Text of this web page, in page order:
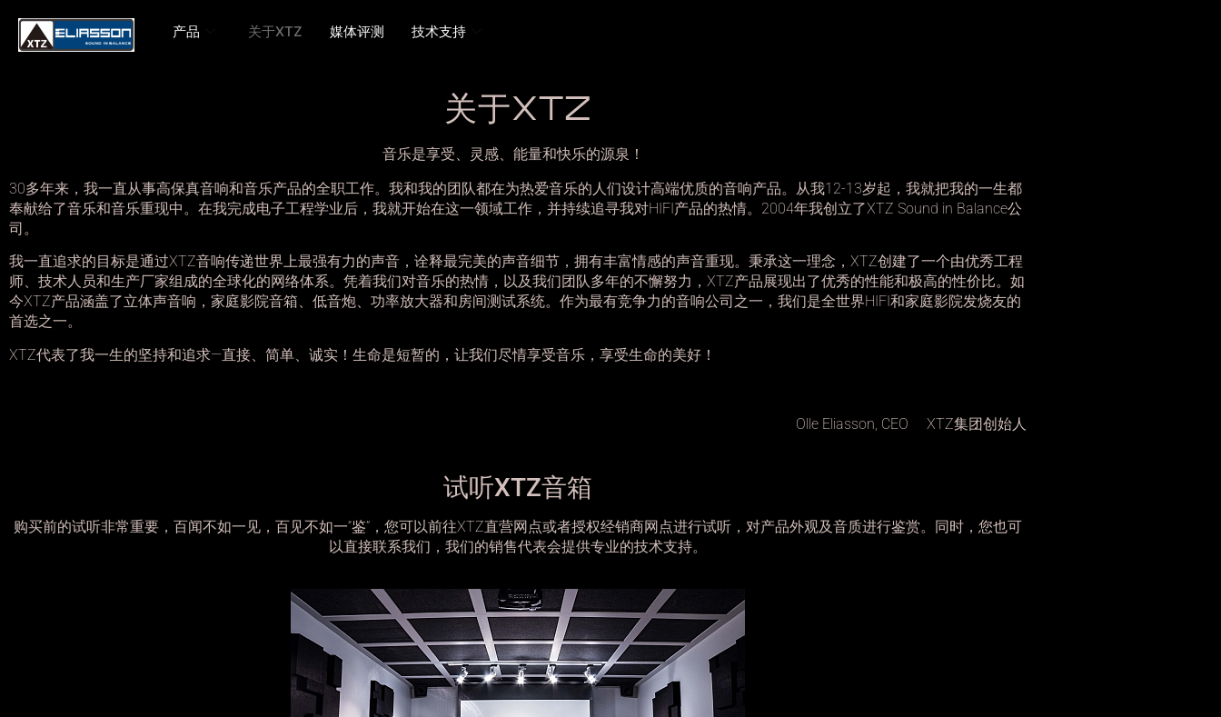
产品 关于XTZ 媒体评测 技术支持
关于XTZ
音乐是享受、灵感、能量和快乐的源泉！
30多年来，我一直从事高保真音响和音乐产品的全职工作。我和我的团队都在为热爱音乐的人们设计高端优质的音响产品。从我12-13岁起，我就把我的一生都
奉献给了音乐和音乐重现中。在我完成电子工程学业后，我就开始在这一领域工作，并持续追寻我对HIFI产品的热情。 2004年我创立了XTZ Sound in Balance公
司。
我一直追求的目标是通过XTZ音响传递世界上最强有力的声音，诠释最完美的声音细节，拥有丰富情感的声音重现。秉承这一理念， XTZ创建了一个由优秀工程
师、技术人员和生产厂家组成的全球化的网络体系。凭着我们对音乐的热情，以及我们团队多年的不懈努力， XTZ产品展现出了优秀的性能和极高的性价比。如
今XTZ产品涵盖了立体声音响，家庭影院音箱、低音炮、功率放大器和房间测试系统。作为最有竞争力的音响公司之一，我们是全世界HIFI 和家庭影院发烧友的
首选之一。
XTZ代表了我一生的坚持和追求—直接、简单、诚实！ 生命是短暂的，让我们尽情享受音乐，享受生命的美好！
Olle Eliasson, CEO XTZ集团创始人
试听XTZ音箱
购买前的试听非常重要，百闻不如一见，百见不如一“鉴”，您可以前往XTZ直营网点或者授权经销商网点进行试听，对产品外观及音质进行鉴赏。同时，您也可
以直接联系我们，我们的销售代表会提供专业的技术支持。